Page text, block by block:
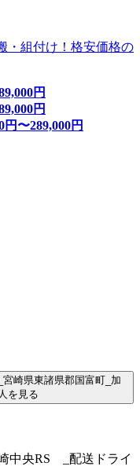
・組付け！格安価格の
円
円
円〜289,000円
崎県東諸県郡国富町_加
を見る
中央RS _配送ドライ